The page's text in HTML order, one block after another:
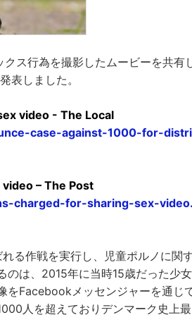
ス行為を撮影したムービーを共有
表しました。
video - The Local
case-against-1000-for-distri
– The Post
charged-for-sharing-sex-video.
る作戦を実行し、児童ポルノに関
のは、2015年に当時15歳だった少女
をFacebookメッセンジャーを通じ
人を超えておりデンマーク史上最